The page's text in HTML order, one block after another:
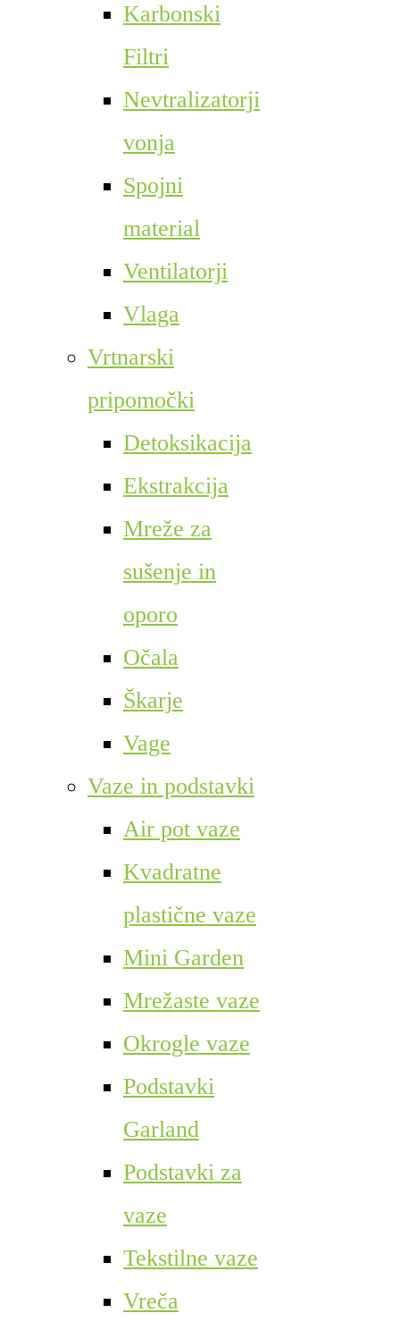
Karbonski
Filtri
Nevtralizatorji
vonja
Spojni
material
Ventilatorji
Vlaga
Vrtnarski
pripomočki
Detoksikacija
Ekstrakcija
Mreže za
sušenje in
oporo
Očala
Škarje
Vage
Vaze in podstavki
Air pot vaze
Kvadratne
plastične vaze
Mini Garden
Mrežaste vaze
Okrogle vaze
Podstavki
Garland
Podstavki za
vaze
Tekstilne vaze
Vreča